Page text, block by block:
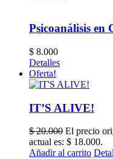
Psicoanálisis en
$ 8.000
Detalles
Oferta!
IT’S ALIVE!
$20.000 El precio
actual es: $ 18.000.
Añadir al carrito